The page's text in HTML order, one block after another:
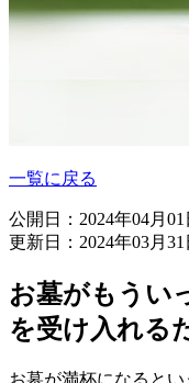
一覧に戻る
公開日：2024年04月01
更新日：2024年03月31
お墓がもうい
を受け入れる
お墓が満杯になると